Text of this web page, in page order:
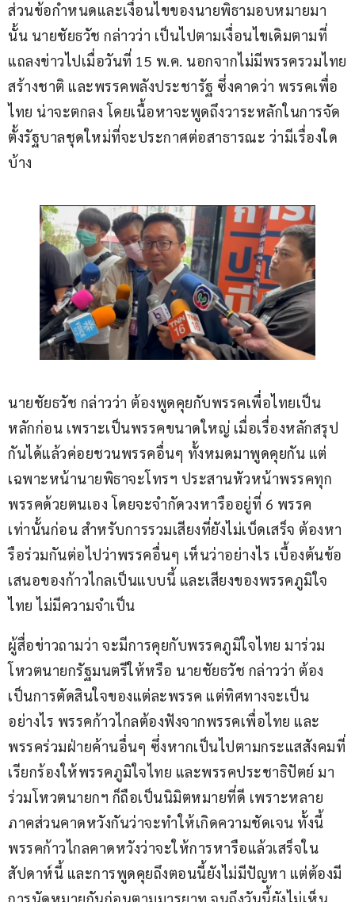
ส่วนข้อกำหนดและเงื่อนไขของนายพิธามอบหมายมา
นั้น นายชัยธวัช กล่าวว่า เป็นไปตามเงื่อนไขเดิมตามที่
แถลงข่าวไปเมื่อวันที่ 15 พ.ค. นอกจากไม่มีพรรครวมไทย
สร้างชาติ และพรรคพลังประชารัฐ ซึ่งคาดว่า พรรคเพื่อ
ไทย น่าจะตกลง โดยเนื้อหาจะพูดถึงวาระหลักในการจัด
ตั้งรัฐบาลชุดใหม่ที่จะประกาศต่อสาธารณะ ว่ามีเรื่องใด
บ้าง
นายชัยธวัช กล่าวว่า ต้องพูดคุยกับพรรคเพื่อไทยเป็น
หลักก่อน เพราะเป็นพรรคขนาดใหญ่ เมื่อเรื่องหลักสรุป
กันได้แล้วค่อยชวนพรรคอื่นๆ ทั้งหมดมาพูดคุยกัน แต่
เฉพาะหน้านายพิธาจะโทรฯ ประสานหัวหน้าพรรคทุก
พรรคด้วยตนเอง โดยจะจำกัดวงหารืออยู่ที่ 6 พรรค
เท่านั้นก่อน สำหรับการรวมเสียงที่ยังไม่เบ็ดเสร็จ ต้องหา
รือร่วมกันต่อไปว่าพรรคอื่นๆ เห็นว่าอย่างไร เบื้องต้นข้อ
เสนอของก้าวไกลเป็นแบบนี้ และเสียงของพรรคภูมิใจ
ไทย ไม่มีความจำเป็น
ผู้สื่อข่าวถามว่า จะมีการคุยกับพรรคภูมิใจไทย มาร่วม
โหวตนายกรัฐมนตรีให้หรือ นายชัยธวัช กล่าวว่า ต้อง
เป็นการตัดสินใจของแต่ละพรรค แต่ทิศทางจะเป็น
อย่างไร พรรคก้าวไกลต้องฟังจากพรรคเพื่อไทย และ
พรรคร่วมฝ่ายค้านอื่นๆ ซึ่งหากเป็นไปตามกระแสสังคมที่
เรียกร้องให้พรรคภูมิใจไทย และพรรคประชาธิปัตย์ มา
ร่วมโหวตนายกฯ ก็ถือเป็นนิมิตหมายที่ดี เพราะหลาย
ภาคส่วนคาดหวังกันว่าจะทำให้เกิดความชัดเจน ทั้งนี้
พรรคก้าวไกลคาดหวังว่าจะให้การหารือแล้วเสร็จใน
สัปดาห์นี้ และการพูดคุยถึงตอนนี้ยังไม่มีปัญหา แต่ต้องมี